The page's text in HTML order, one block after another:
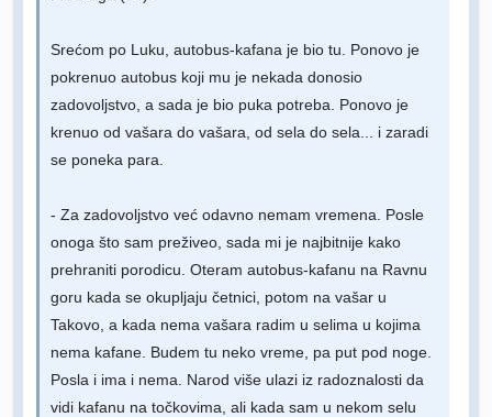
Srećom po Luku, autobus-kafana je bio tu. Ponovo je
pokrenuo autobus koji mu je nekada donosio
zadovoljstvo, a sada je bio puka potreba. Ponovo je
krenuo od vašara do vašara, od sela do sela... i zaradi
se poneka para.
- Za zadovoljstvo već odavno nemam vremena. Posle
onoga što sam preživeo, sada mi je najbitnije kako
prehraniti porodicu. Oteram autobus-kafanu na Ravnu
goru kada se okupljaju četnici, potom na vašar u
Takovo, a kada nema vašara radim u selima u kojima
nema kafane. Budem tu neko vreme, pa put pod noge.
Posla i ima i nema. Narod više ulazi iz radoznalosti da
vidi kafanu na točkovima, ali kada sam u nekom selu